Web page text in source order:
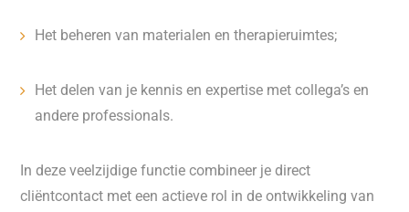
Het beheren van materialen en therapieruimtes;
Het delen van je kennis en expertise met collega’s en
andere professionals.
In deze veelzijdige functie combineer je direct
cliëntcontact met een actieve rol in de ontwikkeling van